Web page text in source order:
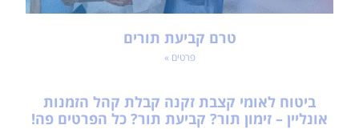
טרם קביעת תורים
פרטים »
ביטוח לאומי קצבת זקנה קבלת קהל הזמנות
אונליין – זימון תור? קביעת תור? כל הפרטים פה!